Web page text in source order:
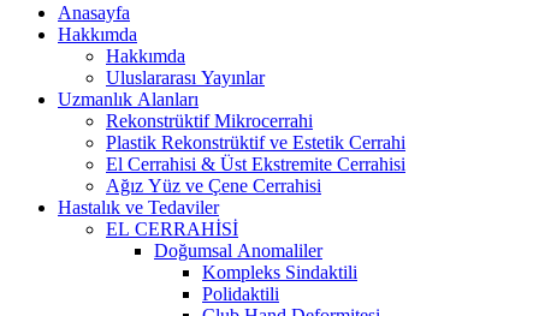
Anasayfa
Hakkımda
Hakkımda
Uluslararası Yayınlar
Uzmanlık Alanları
Rekonstrüktif Mikrocerrahi
Plastik Rekonstrüktif ve Estetik Cerrahi
El Cerrahisi & Üst Ekstremite Cerrahisi
Ağız Yüz ve Çene Cerrahisi
Hastalık ve Tedaviler
EL CERRAHİSİ
Doğumsal Anomaliler
Kompleks Sindaktili
Polidaktili